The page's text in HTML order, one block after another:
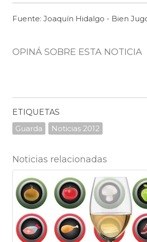
Fuente: Joaquín Hidalgo - Bien
OPINÁ SOBRE ESTA NOTICIA
ETIQUETAS
Guarda
Noticias 2012
Noticias relacionadas